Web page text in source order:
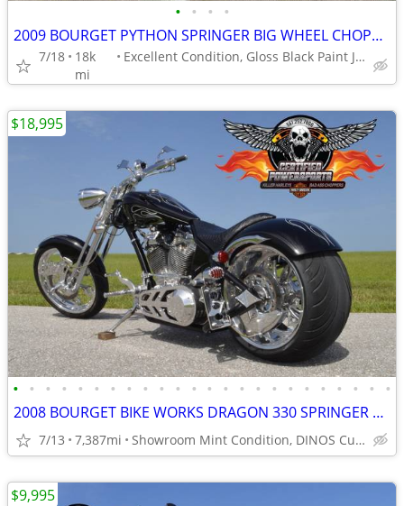
• • • •
2009 BOURGET PYTHON SPRINGER BIG WHEEL CHOPPER 26 FRONT 330 REAR
7/18
18k
mi
Excellent Condition, Gloss Black Paint Job.
• • • • • • • • • • • • • • • • • • • • • • • •
2008 BOURGET BIKE WORKS DRAGON 330 SPRINGER CHOPPER, Only 7,387 Miles
7/13 7,387mi Showroom Mint Condition, DINOS Custom Paint
$18,995
$9,995